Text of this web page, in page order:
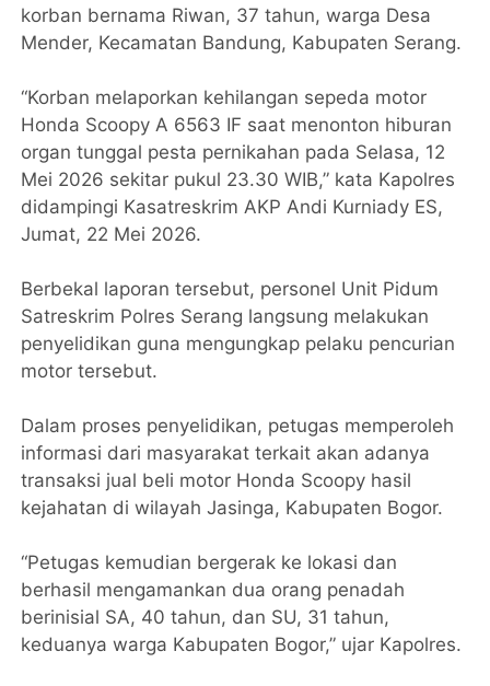
korban bernama Riwan, 37 tahun, warga Desa
Mender, Kecamatan Bandung, Kabupaten Serang.
“Korban melaporkan kehilangan sepeda motor
Honda Scoopy A 6563 IF saat menonton hiburan
organ tunggal pesta pernikahan pada Selasa, 12
Mei 2026 sekitar pukul 23.30 WIB,” kata Kapolres
didampingi Kasatreskrim AKP Andi Kurniady ES,
Jumat, 22 Mei 2026.
Berbekal laporan tersebut, personel Unit Pidum
Satreskrim Polres Serang langsung melakukan
penyelidikan guna mengungkap pelaku pencurian
motor tersebut.
Dalam proses penyelidikan, petugas memperoleh
informasi dari masyarakat terkait akan adanya
transaksi jual beli motor Honda Scoopy hasil
kejahatan di wilayah Jasinga, Kabupaten Bogor.
“Petugas kemudian bergerak ke lokasi dan
berhasil mengamankan dua orang penadah
berinisial SA, 40 tahun, dan SU, 31 tahun,
keduanya warga Kabupaten Bogor,” ujar Kapolres.